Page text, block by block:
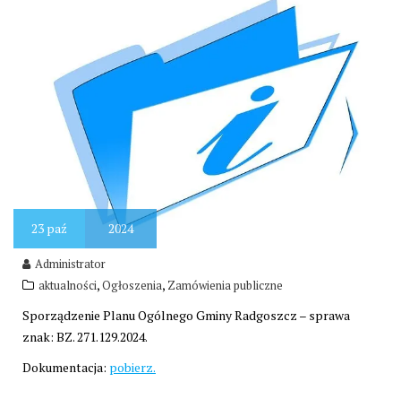
23 paź 2024
Administrator
aktualności,Ogłoszenia, Zamówienia publiczne
Sporządzenie Planu Ogólnego Gminy Radgoszcz – sprawa
znak: BZ. 271.129.2024.
Dokumentacja: pobierz.